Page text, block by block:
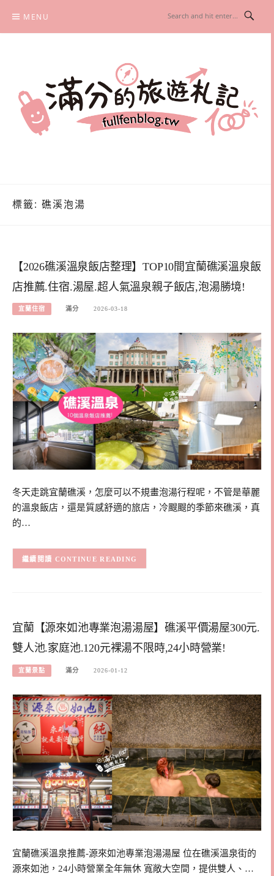
content
MENU
標籤: 礁溪泡湯
【2026礁溪溫泉飯店整理】TOP10間宜蘭礁溪溫泉飯
店推薦.住宿.湯屋.超人氣溫泉親子飯店,泡湯勝境!
宜蘭住宿 滿分 2026-03-18
冬天走跳宜蘭礁溪，怎麼可以不規畫泡湯行程呢，不管是華麗
的溫泉飯店，還是質感舒適的旅店，冷颼颼的季節來礁溪，真
的…
CONTINUE READING
宜蘭【源來如池專業泡湯湯屋】礁溪平價湯屋300元.
雙人池.家庭池.120元裸湯不限時,24小時營業!
宜蘭景點 滿分 2026-01-12
宜蘭礁溪溫泉推薦-源來如池專業泡湯湯屋 位在礁溪溫泉街的
源來如池，24小時營業全年無休 寬敞大空間，提供雙人、…